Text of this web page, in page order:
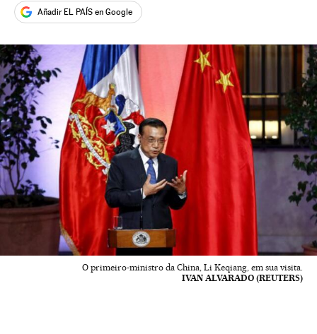
Añadir EL PAÍS en Google
O primeiro-ministro da China, Li Keqiang, em sua visita.
IVAN ALVARADO (REUTERS)